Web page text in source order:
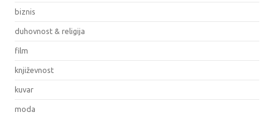
biznis
duhovnost & religija
film
književnost
kuvar
moda